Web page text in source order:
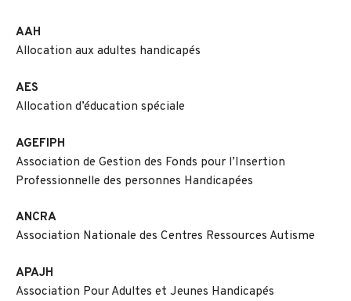
AAH
Allocation aux adultes handicapés
AES
Allocation d’éducation spéciale
AGEFIPH
Association de Gestion des Fonds pour l’Insertion
Professionnelle des personnes Handicapées
ANCRA
Association Nationale des Centres Ressources Autisme
APAJH
Association Pour Adultes et Jeunes Handicapés